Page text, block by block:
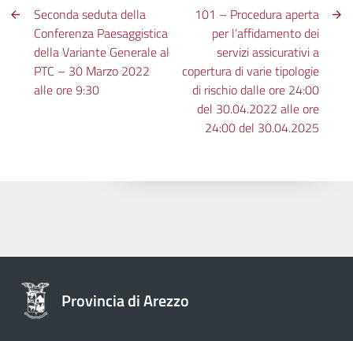
Seconda seduta della
Conferenza Paesaggistica
della Variante Generale al
PTC – 30 Marzo 2022
alle ore 9:30
101 – Procedura aperta
per l’affidamento dei
servizi assicurativi a
copertura di varie tipologie
di rischio dalle ore 24:00
del 30.04.2022 alle ore
24:00 del 30.04.2025
Provincia di Arezzo